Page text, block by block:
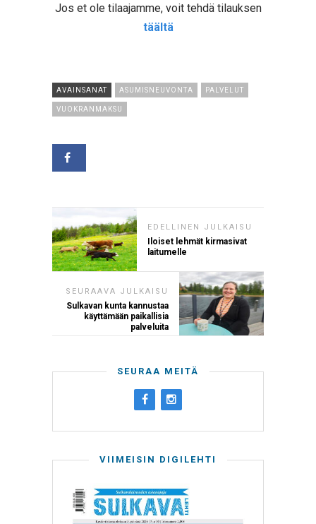
Jos et ole tilaajamme, voit tehdä tilauksen
täältä
AVAINSANAT ASUMISNEUVONTA PALVELUT
VUOKRANMAKSU
EDELLINEN JULKAISU
Iloiset lehmät kirmasivat
laitumelle
SEURAAVA JULKAISU
Sulkavan kunta kannustaa
käyttämään paikallisia
palveluita
SEURAA MEITÄ
VIIMEISIN DIGILEHTI